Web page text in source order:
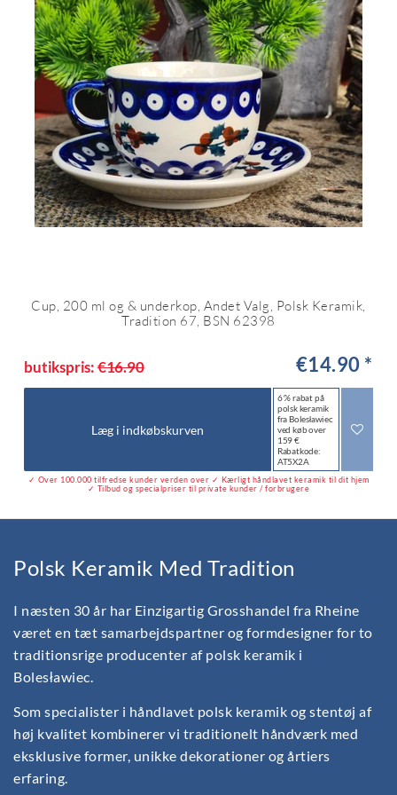
Cup, 200 ml og & underkop, Andet Valg, Polsk Keramik,
Tradition 67, BSN 62398
butikspris:€16.90 €14.90 *
Læg i indkøbskurven
6 % rabat på
polsk keramik
fra Bolesławiec
ved køb over
159 €
Rabatkode:
AT5X2A
✓ Over 100.000 tilfredse kunder verden over ✓ Kærligt håndlavet keramik til dit hjem
✓ Tilbud og specialpriser til private kunder / forbrugere
Polsk Keramik Med Tradition
I næsten 30 år har Einzigartig Grosshandel fra Rheine
været en tæt samarbejdspartner og formdesigner for to
traditionsrige producenter af polsk keramik i
Bolesławiec.
Som specialister i håndlavet polsk keramik og stentøj af
høj kvalitet kombinerer vi traditionelt håndværk med
eksklusive former, unikke dekorationer og årtiers
erfaring.